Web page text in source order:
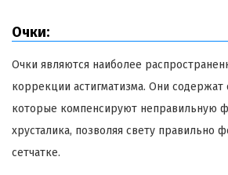
Очки:
Очки являются наиболее
коррекции астигматизма. Они
которые компенсируют неправильную
хрусталика, позволяя свету правильно
сетчатке.